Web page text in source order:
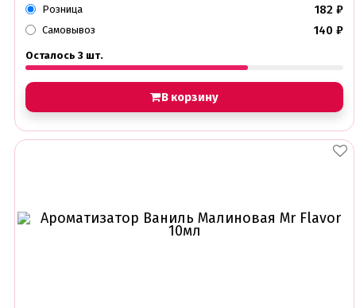
Розница 182 ₽
Самовывоз 140 ₽
Осталось 3 шт.
В корзину